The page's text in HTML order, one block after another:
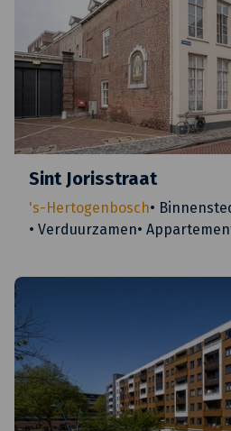
Sint Jorisstraat
's-Hertogenbosch•
• Verduurzamen•